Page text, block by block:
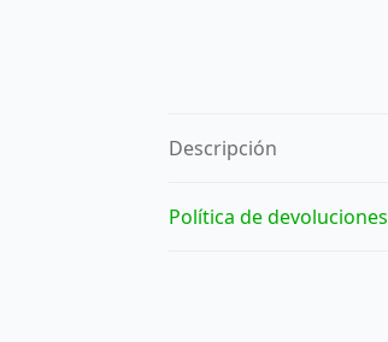
Descripción
Política de devoluciones